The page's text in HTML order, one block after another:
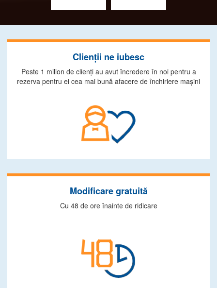
Clienţii ne iubesc
Peste 1 milion de clienţi au avut încredere în noi pentru a
rezerva pentru ei cea mai bună afacere de închiriere maşini
Modificare gratuită
Cu 48 de ore înainte de ridicare